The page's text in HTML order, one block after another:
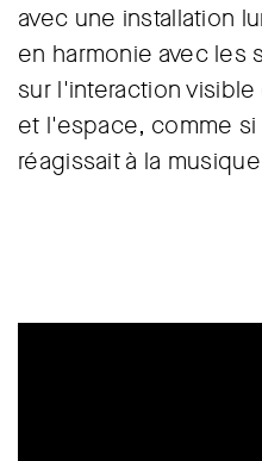
avec une installation
en harmonie avec les
sur l'interaction
et l'espace, comme
réagissait à la